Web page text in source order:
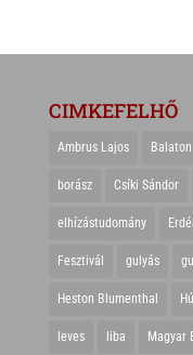
CIMKEFELHŐ
Ambrus Lajos Balaton
borász Csíki Sándor
elhízástudomány
Fesztivál gulyás
Heston Blumenthal
leves liba Magyar